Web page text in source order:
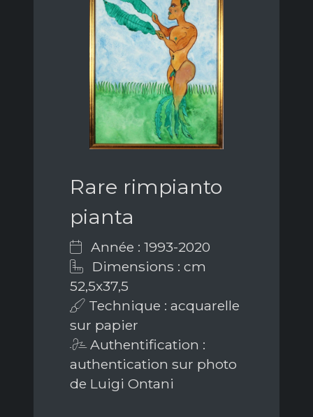
Rare rimpianto
pianta
Année : 1993-2020
Dimensions : cm
52,5x37,5
Technique : acquarelle
sur papier
Authentification :
authentication sur photo
de Luigi Ontani